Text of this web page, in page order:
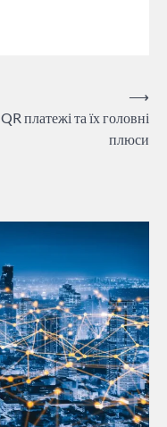
QR платежі та їх головні
плюси
⟶